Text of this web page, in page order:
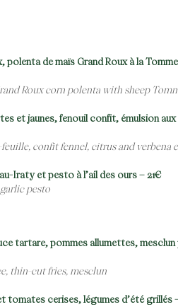
de maïs Grand Roux à la
Roux corn polenta with sheep
et jaunes, fenouil confit, émulsion aux
confit fennel, citrus and verbena
Iraty et pesto à l’ail des ours – 21€
pesto
tartare, pommes allumettes,
thin-cut fries, mesclun
tomates cerises, légumes d’été grillés